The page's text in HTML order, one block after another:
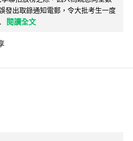
發出取錄通知電郵，令大批考生一度
閱讀全文